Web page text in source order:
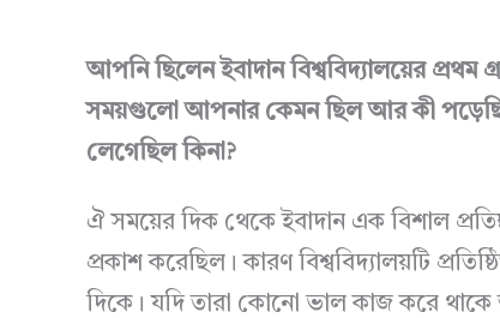
আপনি ছিলেন ইবাদান বিশ্ববিদ্যালয়ের প্রথম
সময়গুলো আপনার কেমন ছিল আর কী
লেগেছিল কিনা?
ঐ সময়ের দিক থেকে ইবাদান এক বিশাল
প্রকাশ করেছিল। কারণ বিশ্ববিদ্যালয়টি
দিকে। যদি তারা কোনো ভাল কাজ করে থাকে